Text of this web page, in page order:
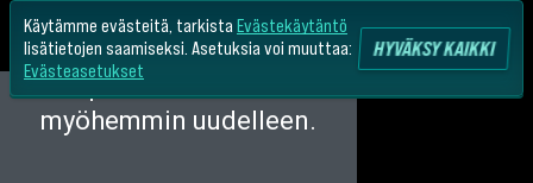
Käytämme evästeitä, tarkista Evästekäytäntö
lisätietojen saamiseksi. Asetuksia voi muuttaa:
Evästeasetukset
HYVÄKSY KAIKKI